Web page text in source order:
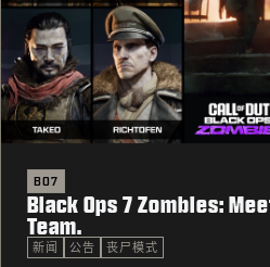
BO7
Black Ops 7 Zombies:
Team.
新闻 公告 丧尸模式